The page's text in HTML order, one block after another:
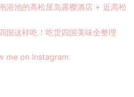
浴池的高松屋岛露樱酒店 + 近高松
国这样吃！吃货四国美味全整理
me on Instagram